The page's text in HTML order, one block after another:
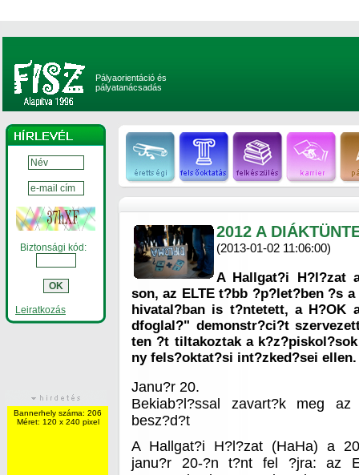
Pályaorientáció és
pályatanácsadás
Biztonsági kód:
Leiratkozás
Bannerhely száma: 206
Méret: 120 x 240 pixel
2012 A
(2013-01-02 11:06:00)
A Hallgat?i H?l?zat
son, az ELTE t?bb ?p?let?ben ?s
hivatal?ban is t?ntetett, a H?OK
dfoglal?" demonstr?ci?t
ten ?t tiltakoztak a
ny fels?oktat?si int?zked?sei
Janu?r 20.
Bekiab?l?ssal zavart?k meg
besz?d?t
A Hallgat?i H?l?zat (HaHa) a
janu?r 20-?n t?nt fel ?jra: az